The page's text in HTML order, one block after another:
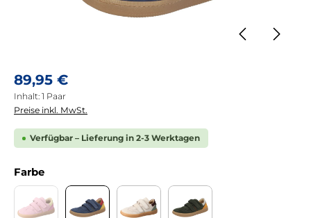
Regulärer Preis:
89,95 €
Inhalt: 1 Paar
Preise inkl. MwSt.
Verfügbar – Lieferung in 2-3 Werktagen
Farbeauswählen